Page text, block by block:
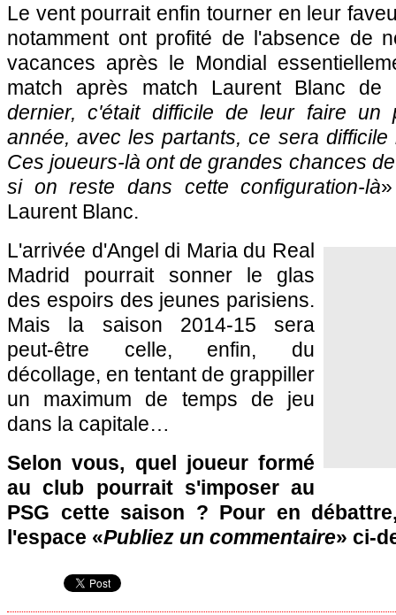
Le vent pourrait enfin tourner en leur
notamment ont profité de l'absence de
vacances après le Mondial
match après match Laurent Blanc de
dernier, c'était difficile de leur faire un
année, avec les partants, ce sera
Ces joueurs-là ont de grandes chances
si on reste dans cette configuration-là
Laurent Blanc.
L'arrivée d'Angel di Maria du Real
Madrid pourrait sonner le glas
des espoirs des jeunes parisiens.
Mais la saison 2014-15 sera
peut-être celle, enfin, du
décollage, en tentant de grappiller
un maximum de temps de jeu
dans la capitale…
Selon vous, quel joueur formé
au club pourrait s'imposer au
PSG cette saison ? Pour en
l'espace «Publiez un commentaire» ci-